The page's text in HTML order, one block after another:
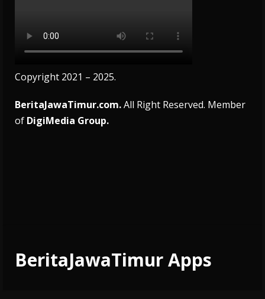
Copyright 2021 – 2025.
BeritaJawaTimur.com.All Right Reserved. Member
of DigiMedia Group.
BeritaJawaTimur Apps